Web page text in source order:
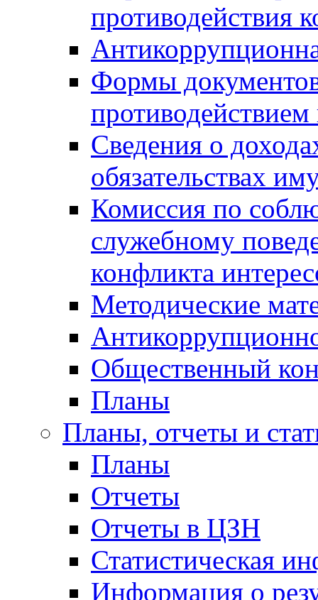
противодействия
Формы
Сведения о
обязательствах
Комиссия по
служебному
конфликта
Методические
Общественный
Планы
Планы, отчеты и
Планы
Отчеты
Отчеты в ЦЗН
Статистическая
Информация о